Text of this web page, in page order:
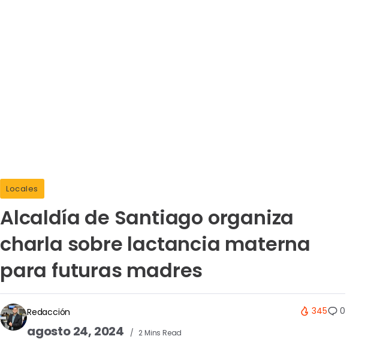
Locales
Alcaldía de Santiago organiza
charla sobre lactancia materna
para futuras madres
Redacción
agosto 24, 2024 2 Mins Read
345 0